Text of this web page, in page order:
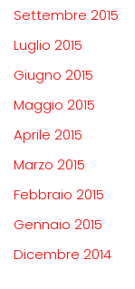
Settembre 2015
Luglio 2015
Giugno 2015
Maggio 2015
Aprile 2015
Marzo 2015
Febbraio 2015
Gennaio 2015
Dicembre 2014